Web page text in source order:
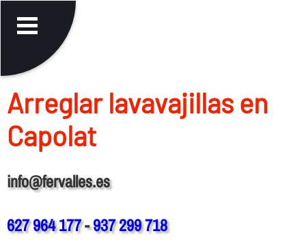
Arreglar lavavajillas en
Capolat
info@fervalles.es
627 964 177-937 299 718